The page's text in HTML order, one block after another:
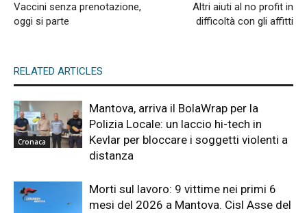
Vaccini senza prenotazione,
oggi si parte
Altri aiuti al no profit in
difficoltà con gli affitti
RELATED ARTICLES
Cronaca
Mantova, arriva il BolaWrap per la
Polizia Locale: un laccio hi-tech in
Kevlar per bloccare i soggetti violenti a
distanza
Morti sul lavoro: 9 vittime nei primi 6
mesi del 2026 a Mantova. Cisl Asse del